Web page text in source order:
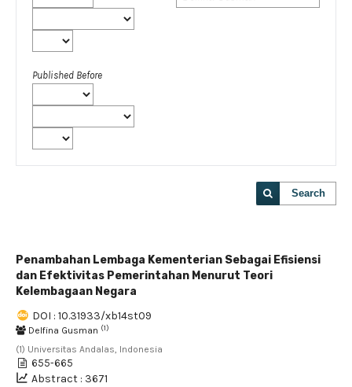
Published Before
Search
Penambahan Lembaga Kementerian Sebagai Efisiensi
dan Efektivitas Pemerintahan Menurut Teori
Kelembagaan Negara
DOI : 10.31933/xb14st09
Delfina Gusman (1)
(1) Universitas Andalas, Indonesia
655-665
Abstract : 3671